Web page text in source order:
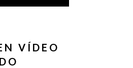
VÍDEO